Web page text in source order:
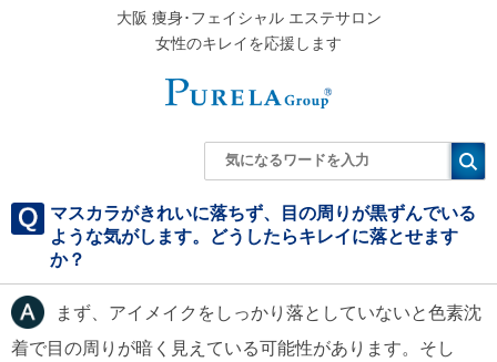
大阪 痩身･フェイシャル エステサロン
女性のキレイを応援します
マスカラがきれいに落ちず、目の周りが黒ずんでいる
ような気がします。どうしたらキレイに落とせます
か？
まず、アイメイクをしっかり落としていないと色素沈
着で目の周りが暗く見えている可能性があります。そし